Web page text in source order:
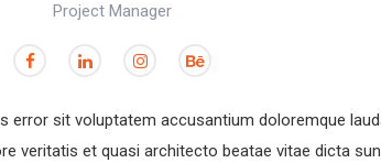
Project Manager
error sit voluptatem accusantium doloremque
veritatis et quasi architecto beatae vitae dicta